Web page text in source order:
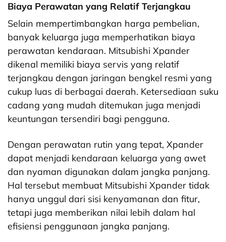
Biaya Perawatan yang Relatif Terjangkau
Selain mempertimbangkan harga pembelian,
banyak keluarga juga memperhatikan biaya
perawatan kendaraan. Mitsubishi Xpander
dikenal memiliki biaya servis yang relatif
terjangkau dengan jaringan bengkel resmi yang
cukup luas di berbagai daerah. Ketersediaan suku
cadang yang mudah ditemukan juga menjadi
keuntungan tersendiri bagi pengguna.
Dengan perawatan rutin yang tepat, Xpander
dapat menjadi kendaraan keluarga yang awet
dan nyaman digunakan dalam jangka panjang.
Hal tersebut membuat Mitsubishi Xpander tidak
hanya unggul dari sisi kenyamanan dan fitur,
tetapi juga memberikan nilai lebih dalam hal
efisiensi penggunaan jangka panjang.